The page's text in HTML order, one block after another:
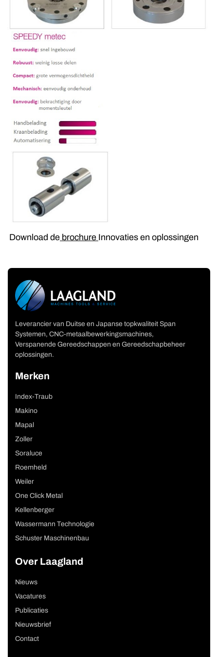
Download de brochure Innovaties en oplossingen
Leverancier van Duitse en Japanse topkwaliteit Span
Systemen, CNC-metaalbewerkingsmachines,
Verspanende Gereedschappen en Gereedschapbeheer
oplossingen.
Merken
Index-Traub
Makino
Mapal
Zoller
Soraluce
Roemheld
Weiler
One Click Metal
Kellenberger
Wassermann Technologie
Schuster Maschinenbau
Over Laagland
Nieuws
Vacatures
Publicaties
Nieuwsbrief
Contact